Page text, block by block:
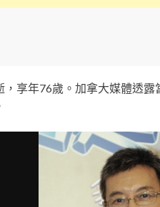
享年76歲。加拿大媒體透